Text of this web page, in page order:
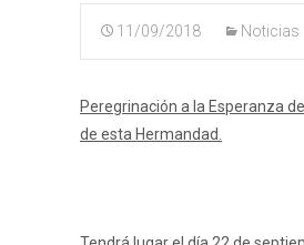
11/09/2018 Noticias
Peregrinación a la Esperanza
de esta Hermandad.